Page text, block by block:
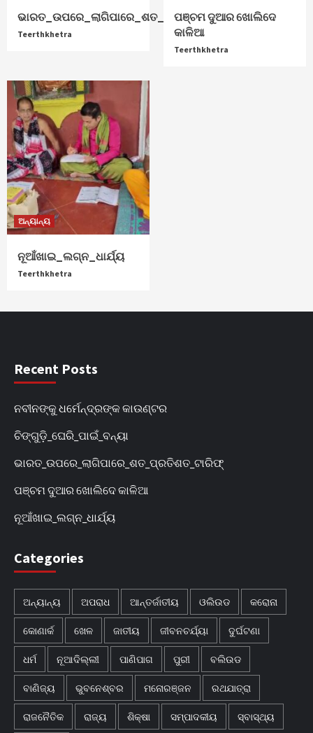
ଭାରତ_ଉପରେ_ଲାଗିପାରେ_ଶତ_ପ୍ରତିଶତ_ଟାରିଫ୍
Teerthkhetra
ପଞ୍ଚମ ଦୁଆର ଖୋଲିଦେ
କାଳିଆ
Teerthkhetra
ଅନ୍ୟାନ୍ୟ
ନୂଆଁଖାଇ_ଲଗ୍ନ_ଧାର୍ଯ୍ୟ
Teerthkhetra
Recent Posts
ନବୀନଙ୍କୁ ଧର୍ମେନ୍ଦ୍ରଙ୍କ କାଉଣ୍ଟର
ଚିଙ୍ଗୁଡ଼ି_ଘେରି_ପାଇଁ_ବନ୍ୟା
ଭାରତ_ଉପରେ_ଲାଗିପାରେ_ଶତ_ପ୍ରତିଶତ_ଟାରିଫ୍
ପଞ୍ଚମ ଦୁଆର ଖୋଲିଦେ କାଳିଆ
ନୂଆଁଖାଇ_ଲଗ୍ନ_ଧାର୍ଯ୍ୟ
Categories
ଅନ୍ୟାନ୍ୟ ଅପରାଧ ଆନ୍ତର୍ଜାତୀୟ ଓଲିଉଡ କରୋନା
କୋଣାର୍କ ଖେଳ ଜାତୀୟ ଜୀବନଚର୍ଯ୍ୟା ଦୁର୍ଘଟଣା
ଧର୍ମ ନୂଆଦିଲ୍ଲୀ ପାଣିପାଗ ପୁରୀ ବଲିଉଡ
ବାଣିଜ୍ୟ ଭୁବନେଶ୍ବର ମନୋରଞ୍ଜନ ରଥଯାତ୍ରା
ରାଜନୈତିକ ରାଜ୍ୟ ଶିକ୍ଷା ସମ୍ପାଦକୀୟ ସ୍ବାସ୍ଥ୍ୟ